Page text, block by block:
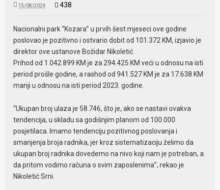
15/08/2024 438
Nacionalni park “Kozara” u prvih šest mjeseci ove godine
poslovao je pozitivno i ostvario dobit od 101.372 KM, izjavio je
direktor ove ustanove Božidar Nikoletić.
Prihod od 1.042.899 KM je za 294.425 KM veći u odnosu na isti
period prošle godine, a rashod od 941.527 KM je za 17.638 KM
manji u odnosu na isti period 2023. godine.
“Ukupan broj ulaza je 58.746, što je, ako se nastavi ovakva
tendencija, u skladu sa godišnjim planom od 100.000
posjetilaca. Imamo tendenciju pozitivnog poslovanja i
smanjenja broja radnika, jer kroz sistematizaciju želimo da
ukupan broj radnika dovedemo na nivo koji nam je potreban, a
da pritom vodimo računa o svim zaposlenima”, rekao je
Nikoletić Srni.